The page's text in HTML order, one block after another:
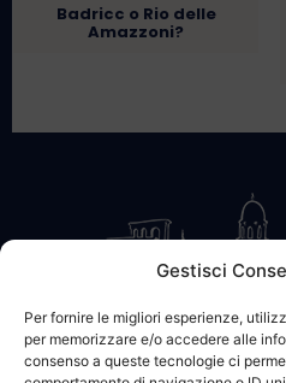
Gestisci
Per fornire le migliori esperienze,
per memorizzare e/o accedere alle
consenso a queste tecnologie ci
Badricc o Rio delle
Amazzoni?
CONTATTACI